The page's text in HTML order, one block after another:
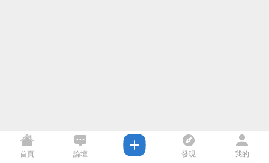
首頁 論壇 發現 我的